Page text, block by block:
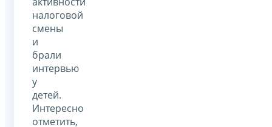
налоговой
смены
и
брали
интервью
у
детей.
Интересно
отметить,